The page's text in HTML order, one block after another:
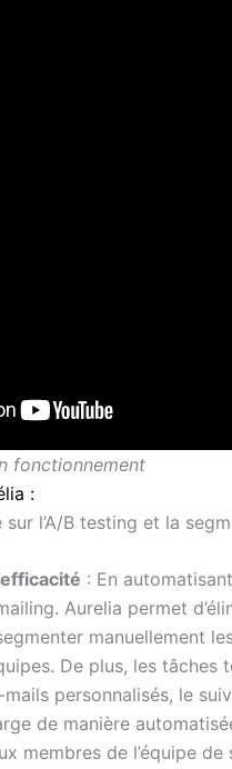
fonctionnement
:
l’A/B testing et la
: En
Aurelia permet
manuellement
De plus, les tâches
mails personnalisés, le
de manière
membres de l’équipe